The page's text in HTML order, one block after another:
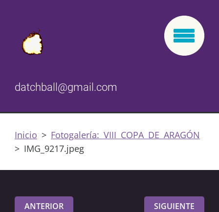
datchball@gmail.com
Inicio > Fotogalería: VIII COPA DE ARAGÓN
> IMG_9217.jpeg
ANTERIOR SIGUIENTE